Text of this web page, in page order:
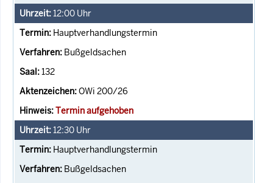
12:00 Uhr
Hauptverhandlungstermin
Bußgeldsachen
132
OWi 200/26
Termin aufgehoben
12:30 Uhr
Hauptverhandlungstermin
Bußgeldsachen